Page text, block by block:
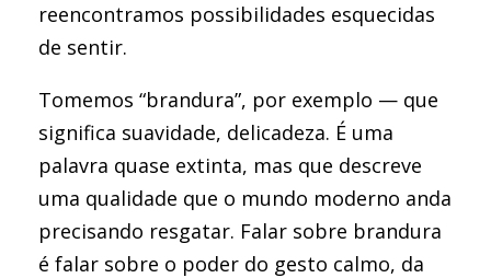
reencontramos possibilidades esquecidas
de sentir.
Tomemos “brandura”, por exemplo — que
significa suavidade, delicadeza. É uma
palavra quase extinta, mas que descreve
uma qualidade que o mundo moderno anda
precisando resgatar. Falar sobre brandura
é falar sobre o poder do gesto calmo, da